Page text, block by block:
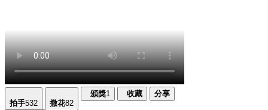
拍手532 撒花82
頒獎1 收藏 分享